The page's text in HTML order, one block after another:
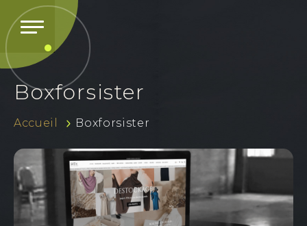
Boxforsister
Accueil Boxforsister